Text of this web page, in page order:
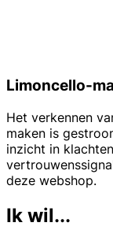
Limoncello-
Het verkennen
maken is
inzicht in
deze webshop.
Ik wil...